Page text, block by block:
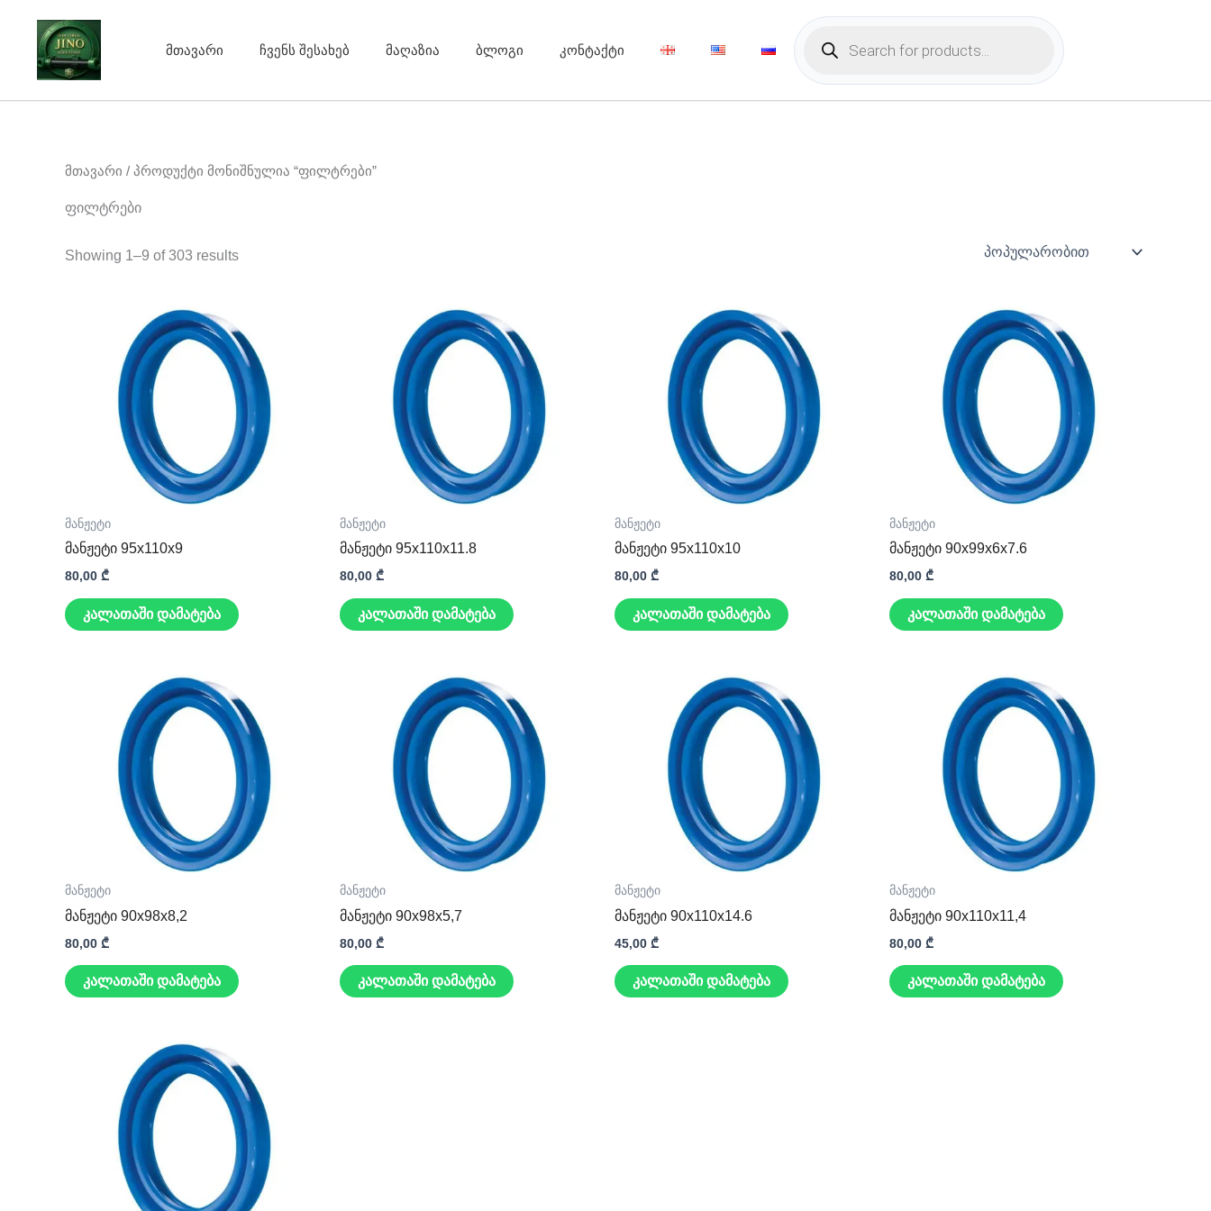
content
მთავარი ჩვენს შესახებ მაღაზია ბლოგი კონტაქტი
Products
search
მთავარი / პროდუქტი მონიშნულია “ფილტრები”
ფილტრები
Showing 1–9 of 303 results
rating
მანჟეტი
მანჟეტი 95x110x9
80,00 ₾
კალათაში დამატება
მანჟეტი
მანჟეტი 95x110x11.8
80,00 ₾
კალათაში დამატება
მანჟეტი
მანჟეტი 95x110x10
80,00 ₾
კალათაში დამატება
მანჟეტი
მანჟეტი 90x99x6x7.6
80,00 ₾
კალათაში დამატება
მანჟეტი
მანჟეტი 90x98x8,2
80,00 ₾
კალათაში დამატება
მანჟეტი
მანჟეტი 90x98x5,7
80,00 ₾
კალათაში დამატება
მანჟეტი
მანჟეტი 90x110x14.6
45,00 ₾
კალათაში დამატება
მანჟეტი
მანჟეტი 90x110x11,4
80,00 ₾
კალათაში დამატება